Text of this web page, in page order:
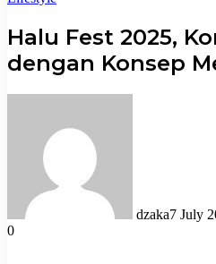
Halu Fest 2025,
dengan Konsep
dzaka7 July
0